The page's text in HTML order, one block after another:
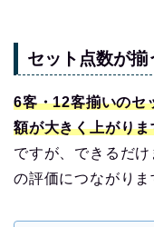
セット点数が
6客・12客揃いのセ
額が大きく上がりま
ですが、できるだ
の評価につながりま